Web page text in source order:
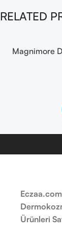
RELATED
Magnimore
Ürünleri